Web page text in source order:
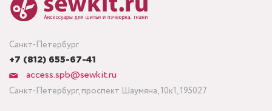
Санкт-Петербург
+7 (812) 655-67-41
access.spb@sewkit.ru
Санкт-Петербург, проспект Шаумяна, 10к1, 195027